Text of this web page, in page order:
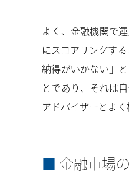
よく、金融機関で
にスコアリングす
納得がいかない」
とであり、それは
アドバイザーとよく
金融市場